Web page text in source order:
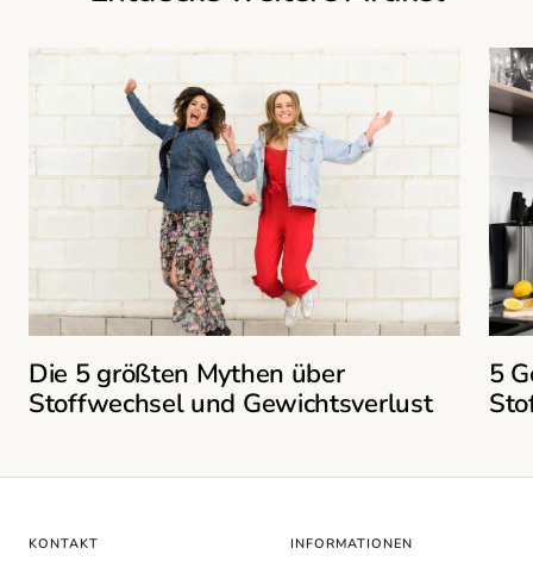
Die 5 größten Mythen über
Stoffwechsel und Gewichtsverlust
5
KONTAKT INFORMATIONEN